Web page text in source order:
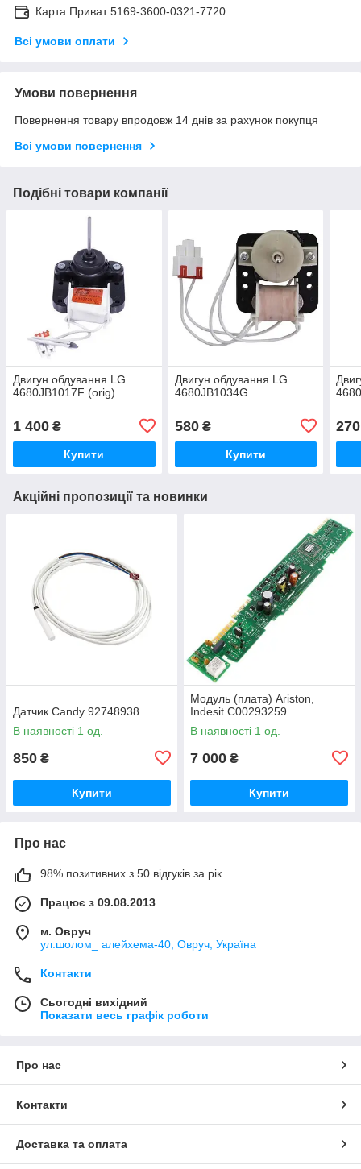
Карта Приват 5169-3600-0321-7720
Всі умови оплати
Умови повернення
Повернення товару впродовж 14 днів за рахунок покупця
Всі умови повернення
Подібні товари компанії
Двигун обдування LG
4680JB1017F (orig)
1 400 ₴
Купити
Двигун обдування LG
4680JB1034G
580₴
Купити
270
Акційні пропозиції та новинки
Датчик Candy 92748938
В наявності 1 од.
850 ₴
Купити
Модуль (плата) Ariston,
Indesit C00293259
В наявності 1 од.
7 000 ₴
Купити
Про нас
98% позитивних з 50 відгуків за рік
Працює з 09.08.2013
м. Овруч
ул.шолом_ алейхема-40, Овруч, Україна
Контакти
Сьогодні вихідний
Показати весь графік роботи
Про нас
Контакти
Доставка та оплата